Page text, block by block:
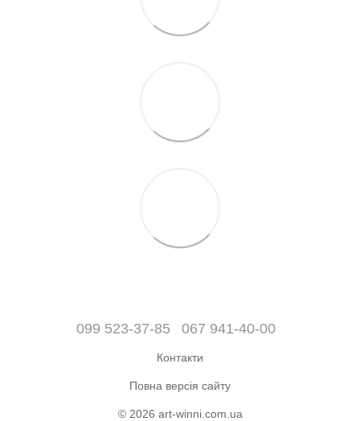
099 523-37-85 067 941-40-00
Контакти
Повна версія сайту
© 2026 art-winni.com.ua